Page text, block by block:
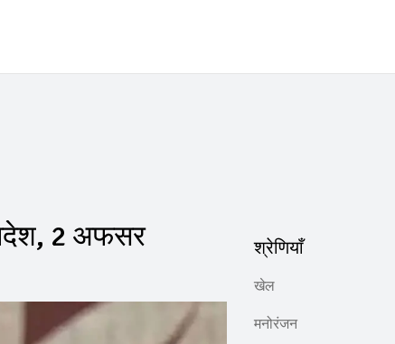
2 अफसर
श्रेणियाँ
खेल
मनोरंजन